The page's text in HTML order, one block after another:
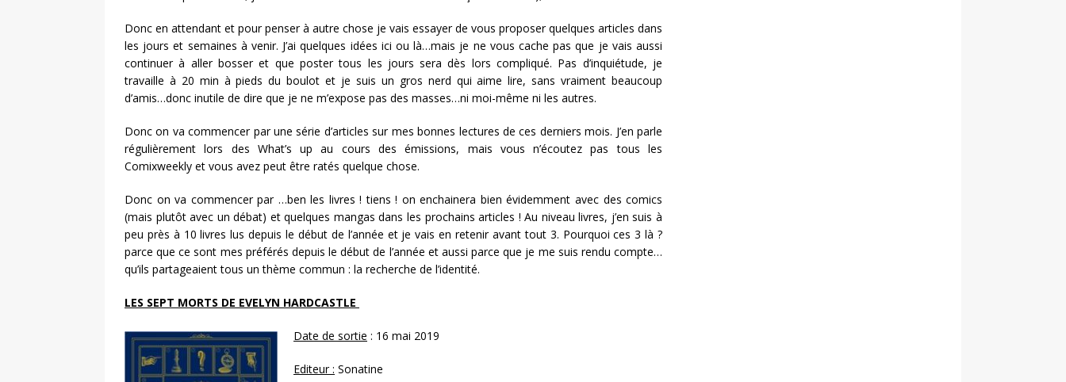
Donc en attendant et pour penser à autre chose je vais essayer de vous proposer quelques articles dans
les jours et semaines à venir. J’ai quelques idées ici ou là…mais je ne vous cache pas que je vais aussi
continuer à aller bosser et que poster tous les jours sera dès lors compliqué. Pas d’inquiétude, je
travaille à 20 min à pieds du boulot et je suis un gros nerd qui aime lire, sans vraiment beaucoup
d’amis…donc inutile de dire que je ne m’expose pas des masses…ni moi-même ni les autres.
Donc on va commencer par une série d’articles sur mes bonnes lectures de ces derniers mois. J’en parle
régulièrement lors des What’s up au cours des émissions, mais vous n’écoutez pas tous les
Comixweekly et vous avez peut être ratés quelque chose.
Donc on va commencer par …ben les livres ! tiens ! on enchainera bien évidemment avec des comics
(mais plutôt avec un débat) et quelques mangas dans les prochains articles ! Au niveau livres, j’en suis à
peu près à 10 livres lus depuis le début de l’année et je vais en retenir avant tout 3. Pourquoi ces 3 là ?
parce que ce sont mes préférés depuis le début de l’année et aussi parce que je me suis rendu compte…
qu’ils partageaient tous un thème commun : la recherche de l’identité.
LES SEPT MORTS DE EVELYN HARDCASTLE
Date de sortie : 16 mai 2019
Editeur : Sonatine